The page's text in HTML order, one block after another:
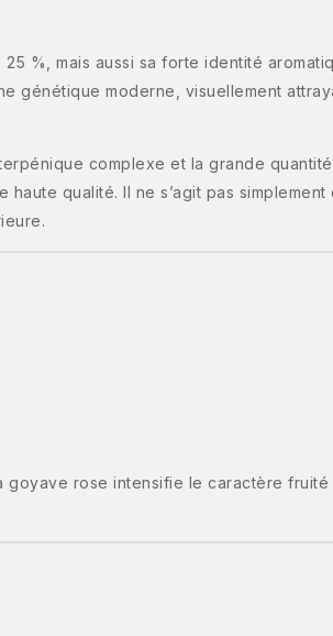
%, mais aussi sa forte identité
moderne, visuellement
complexe et la grande
qualité. Il ne s’agit pas simplement
rose intensifie le caractère